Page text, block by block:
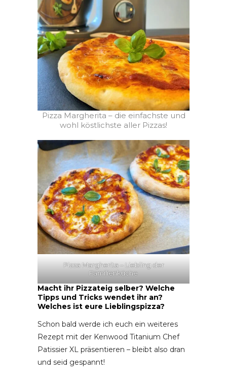
Pizza Margherita – die einfachste und
wohl köstlichste aller Pizzas!
Pizza Margherita – Liebling der
Familienküche
Macht ihr Pizzateig selber? Welche
Tipps und Tricks wendet ihr an?
Welches ist eure Lieblingspizza?
Schon bald werde ich euch ein weiteres
Rezept mit der Kenwood Titanium Chef
Patissier XL präsentieren – bleibt also dran
und seid gespannt!